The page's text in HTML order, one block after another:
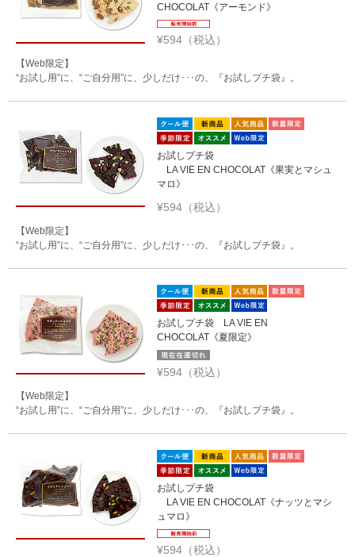
CHOCOLAT《アーモンド》
¥594（税込）
【Web限定】
“お試し用”に、“ご自分用”に、少しだけ･･･の、『お試しプチ袋』。
お試しプチ袋
LA VIE EN CHOCOLAT《果実とマシュ
マロ》
¥594（税込）
【Web限定】
“お試し用”に、“ご自分用”に、少しだけ･･･の、『お試しプチ袋』。
お試しプチ袋 LA VIE EN
CHOCOLAT《夏限定》
¥594（税込）
【Web限定】
“お試し用”に、“ご自分用”に、少しだけ･･･の、『お試しプチ袋』。
お試しプチ袋
LA VIE EN CHOCOLAT《ナッツとマシ
ュマロ》
¥594（税込）